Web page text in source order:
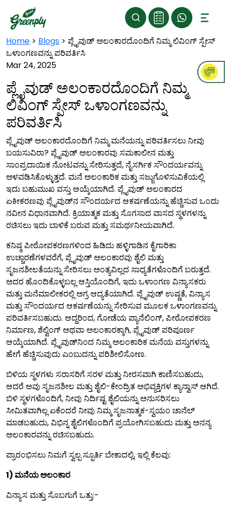
Home > Blogs > ಪ್ಲೈವುಡ್ ಅಲಂಕಾರದೊಂದಿಗೆ ನಿಮ್ಮ ಲಿವಿಂಗ್ ಸ್ಪೇಸ್
ಒಳಾಂಗಣವನ್ನು ಪರಿವರ್ತಿಸಿ
Mar 24, 2025
ಪ್ಲೈವುಡ್ ಅಲಂಕಾರದೊಂದಿಗೆ ನಿಮ್ಮ
ಲಿವಿಂಗ್ ಸ್ಪೇಸ್ ಒಳಾಂಗಣವನ್ನು
ಪರಿವರ್ತಿಸಿ
ಪ್ಲೈವುಡ್ ಅಲಂಕಾರದೊಂದಿಗೆ ನಿಮ್ಮ ಮನೆಯನ್ನು ಪರಿವರ್ತಿಸಲು ನೀವು
ಬಯಸುವಿರಾ? ಪ್ಲೈವುಡ್ ಅಲಂಕಾರವು ಸಮಕಾಲೀನ ಮತ್ತು
ಸಾಂಪ್ರದಾಯಿಕ ನೋಟವನ್ನು ಸೇರಿಸುತ್ತದೆ, ನೈಸರ್ಗಿಕ ಸೌಂದರ್ಯವನ್ನು
ಅಳವಡಿಸಿಕೊಳ್ಳುತ್ತದೆ. ಮನೆ ಅಲಂಕಾರಿಕ ಮತ್ತು ಸಜ್ಜುಗೊಳಿಸುವಿಕೆಯಲ್ಲಿ
ಇದು ಬಹುಮುಖ ವಸ್ತು ಆಯ್ಕೆಯಾಗಿದೆ. ಪ್ಲೈವುಡ್ ಅಲಂಕಾರದ
ಏಕೀಕರಣವು ಪ್ಲೈವುಡ್‌ನ ಸೌಂದರ್ಯದ ಆಕರ್ಷಣೆಯನ್ನು ಹೆಚ್ಚಿಸುವ ಒಂದು
ನವೀನ ವಿಧಾನವಾಗಿದೆ. ಕ್ರಿಯಾತ್ಮಕ ಮತ್ತು ಸೊಗಸಾದ ವಾಸದ ಸ್ಥಳಗಳನ್ನು
ರಚಿಸಲು ಇದು ಬಾಳಿಕೆ ಬರುವ ಮತ್ತು ಸಮರ್ಥನೀಯವಾಗಿದೆ.
ಕನಿಷ್ಠ ಪೀಠೋಪಕರಣಗಳಿಂದ ಹಿಡಿದು ಹಳ್ಳಿಗಾಡಿನ ಕೈಗಾರಿಕಾ
ಉಚ್ಚಾರಣೆಗಳವರೆಗೆ, ಪ್ಲೈವುಡ್ ಅಲಂಕಾರವು ಶೈಲಿ ಮತ್ತು
ಸೃಜನಶೀಲತೆಯನ್ನು ಸೇರಿಸಲು ಅಂತ್ಯವಿಲ್ಲದ ಸಾಧ್ಯತೆಗಳೊಂದಿಗೆ ಬರುತ್ತದೆ.
ಅದರ ಹೊಂದಿಕೊಳ್ಳಬಲ್ಲ ಆಸ್ತಿಯೊಂದಿಗೆ, ಇದು ಒಳಾಂಗಣ ವಿನ್ಯಾಸಕರು
ಮತ್ತು ಮನೆಮಾಲೀಕರಲ್ಲಿ ಅಗ್ರ ಆದ್ಯತೆಯಾಗಿದೆ. ಪ್ಲೈವುಡ್ ಉಷ್ಣತೆ, ವಿನ್ಯಾಸ
ಮತ್ತು ಸೌಂದರ್ಯದ ಆಕರ್ಷಣೆಯನ್ನು ಸೇರಿಸುವ ಮೂಲಕ ಒಳಾಂಗಣವನ್ನು
ಪರಿವರ್ತಿಸಬಹುದು. ಆದ್ದರಿಂದ, ಗೋಡೆಯ ಪ್ಯಾನೆಲಿಂಗ್, ಪೀಠೋಪಕರಣ
ನಿರ್ಮಾಣ, ಶೆಲ್ವಿಂಗ್ ಅಥವಾ ಅಲಂಕಾರಕ್ಕಾಗಿ, ಪ್ಲೈವುಡ್ ಪರಿಪೂರ್ಣ
ಆಯ್ಕೆಯಾಗಿದೆ. ಪ್ಲೈವುಡ್‌ನಿಂದ ನಿಮ್ಮ ಅಲಂಕಾರಿಕ ಮನೆಯ ವಸ್ತುಗಳನ್ನು
ಹೇಗೆ ಹೆಚ್ಚಿಸುವುದು ಎಂಬುದನ್ನು ಪರಿಶೀಲಿಸೋಣ.
ಬಿಳಿಯ ಸ್ಥಳಗಳು ಸರಾಸರಿಗೆ ಸರಳ ಮತ್ತು ನೀರಸವಾಗಿ ಕಾಣಿಸಬಹುದು,
ಆದರೆ ಅವು ಸೃಜನಶೀಲ ಮತ್ತು ಶೈಲಿ-ಕೇಂದ್ರಿತ ಅಭಿವ್ಯಕ್ತಿಗಳ ಕ್ಯಾನ್ವಾಸ್ ಆಗಿದೆ.
ಬಿಳಿ ಸ್ಥಳಗಳೊಂದಿಗೆ, ನೀವು ನಿರ್ದಿಷ್ಟ ಶೈಲಿಯನ್ನು ಅನುಸರಿಸಲು
ಸೀಮಿತವಾಗಿಲ್ಲ ಏಕೆಂದರೆ ನೀವು ನಿಮ್ಮ ಸೃಜನಾತ್ಮಕ-ಸ್ವಯಂ ಚಾನೆಲ್
ಮಾಡಬಹುದು, ವಿಭಿನ್ನ ಶೈಲಿಗಳೊಂದಿಗೆ ಪ್ರಯೋಗಿಸಬಹುದು ಮತ್ತು ಅನನ್ಯ
ಅಲಂಕಾರವನ್ನು ರಚಿಸಬಹುದು.
ಪ್ರಾರಂಭಿಸಲು ನಿಮಗೆ ಸ್ವಲ್ಪ ಸ್ಫೂರ್ತಿ ಬೇಕಾದಲ್ಲಿ, ಇಲ್ಲಿ ಕೆಲವು:
1) ಮನೆಯ ಅಲಂಕಾರ
ವಿನ್ಯಾಸ ಮತ್ತು ಸೊಬಗುಗೆ ಒತ್ತು:-